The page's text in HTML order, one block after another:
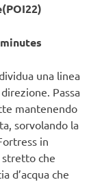
una linea
Passa
mantenendo
sorvolando la
in
stretto che
d’acqua che